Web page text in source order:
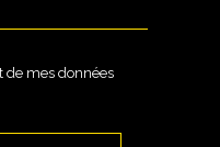
de mes données